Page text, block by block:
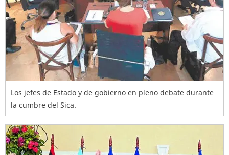
Los jefes de Estado y de gobierno en pleno debate durante
la cumbre del Sica.